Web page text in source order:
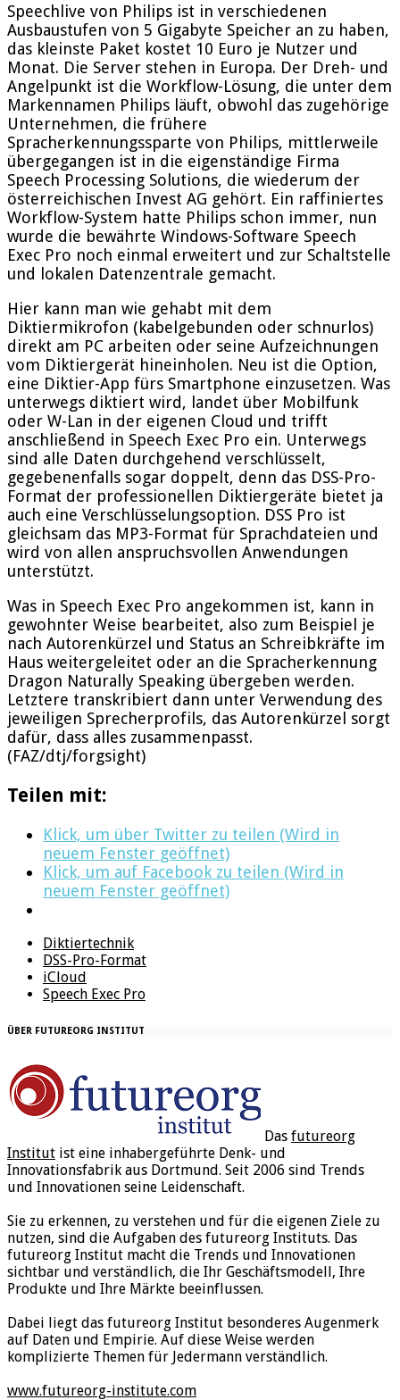
Speechlive von Philips ist in verschiedenen
Ausbaustufen von 5 Gigabyte Speicher an zu haben,
das kleinste Paket kostet 10 Euro je Nutzer und
Monat. Die Server stehen in Europa. Der Dreh- und
Angelpunkt ist die Workflow-Lösung, die unter dem
Markennamen Philips läuft, obwohl das zugehörige
Unternehmen, die frühere
Spracherkennungssparte von Philips, mittlerweile
übergegangen ist in die eigenständige Firma
Speech Processing Solutions, die wiederum der
österreichischen Invest AG gehört. Ein raffiniertes
Workflow-System hatte Philips schon immer, nun
wurde die bewährte Windows-Software Speech
Exec Pro noch einmal erweitert und zur Schaltstelle
und lokalen Datenzentrale gemacht.
Hier kann man wie gehabt mit dem
Diktiermikrofon (kabelgebunden oder schnurlos)
direkt am PC arbeiten oder seine Aufzeichnungen
vom Diktiergerät hineinholen. Neu ist die Option,
eine Diktier-App fürs Smartphone einzusetzen. Was
unterwegs diktiert wird, landet über Mobilfunk
oder W-Lan in der eigenen Cloud und trifft
anschließend in Speech Exec Pro ein. Unterwegs
sind alle Daten durchgehend verschlüsselt,
gegebenenfalls sogar doppelt, denn das DSS-Pro-
Format der professionellen Diktiergeräte bietet ja
auch eine Verschlüsselungsoption. DSS Pro ist
gleichsam das MP3-Format für Sprachdateien und
wird von allen anspruchsvollen Anwendungen
unterstützt.
Was in Speech Exec Pro angekommen ist, kann in
gewohnter Weise bearbeitet, also zum Beispiel je
nach Autorenkürzel und Status an Schreibkräfte im
Haus weitergeleitet oder an die Spracherkennung
Dragon Naturally Speaking übergeben werden.
Letztere transkribiert dann unter Verwendung des
jeweiligen Sprecherprofils, das Autorenkürzel sorgt
dafür, dass alles zusammenpasst.
(FAZ/dtj/forgsight)
Teilen mit:
Klick, um über Twitter zu teilen (Wird in
neuem Fenster geöffnet)
Klick, um auf Facebook zu teilen (Wird in
neuem Fenster geöffnet)
Diktiertechnik
DSS-Pro-Format
iCloud
Speech Exec Pro
ÜBER FUTUREORG INSTITUT
Das futureorg
Institut ist eine inhabergeführte Denk- und
Innovationsfabrik aus Dortmund. Seit 2006 sind Trends
und Innovationen seine Leidenschaft.
Sie zu erkennen, zu verstehen und für die eigenen Ziele zu
nutzen, sind die Aufgaben des futureorg Instituts. Das
futureorg Institut macht die Trends und Innovationen
sichtbar und verständlich, die Ihr Geschäftsmodell, Ihre
Produkte und Ihre Märkte beeinflussen.
Dabei liegt das futureorg Institut besonderes Augenmerk
auf Daten und Empirie. Auf diese Weise werden
komplizierte Themen für Jedermann verständlich.
www.futureorg-institute.com